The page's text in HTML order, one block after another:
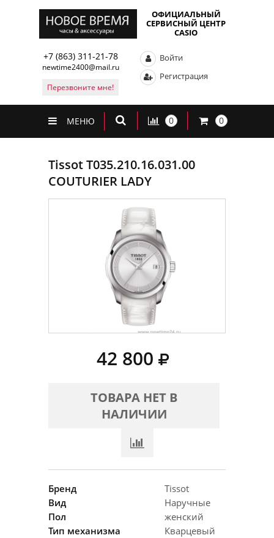
ОФИЦИАЛЬНЫЙ
СЕРВИСНЫЙ ЦЕНТР
CASIO
+7 (863) 311-21-78
newtime2400@mail.ru
Перезвоните мне!
Войти
Регистрация
МЕНЮ 0 0
Tissot T035.210.16.031.00
COUTURIER LADY
42 800
ТОВАРА НЕТ В
НАЛИЧИИ
Бренд
Tissot
Вид
Наручные
Пол
женский
Тип механизма
Кварцевый